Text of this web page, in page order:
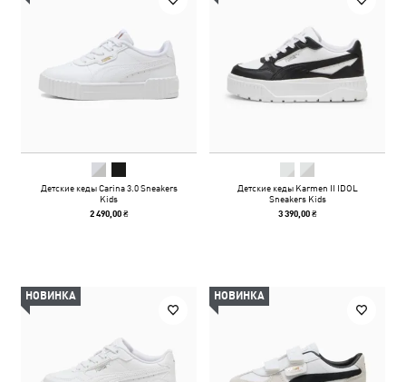
Детские кеды Carina 3.0 Sneakers
Kids
2 490,00 ₴
Детские кеды Karmen II IDOL
Sneakers Kids
3 390,00 ₴
НОВИНКА НОВИНКА